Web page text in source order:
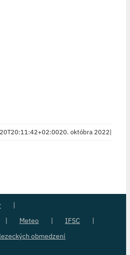
20. októbra 2022|
Meteo
IFSC
obmedzení